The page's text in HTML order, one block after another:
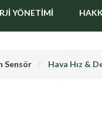
YÖNETIMI
Sensör Hava Hız &